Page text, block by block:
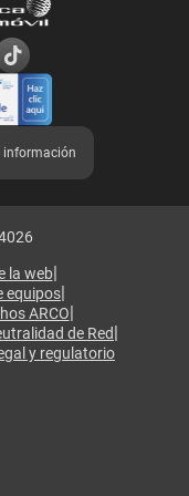
información
la web|
equipos|
ARCO|
de Red|
y regulatorio